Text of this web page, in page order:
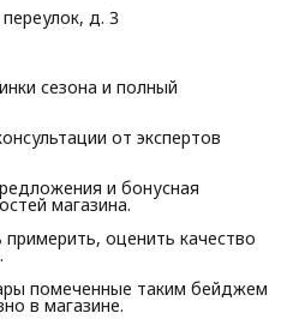
д. 3
сезона и полный
от экспертов
и бонусная
магазина.
оценить качество
помеченные таким бейджем
в магазине.